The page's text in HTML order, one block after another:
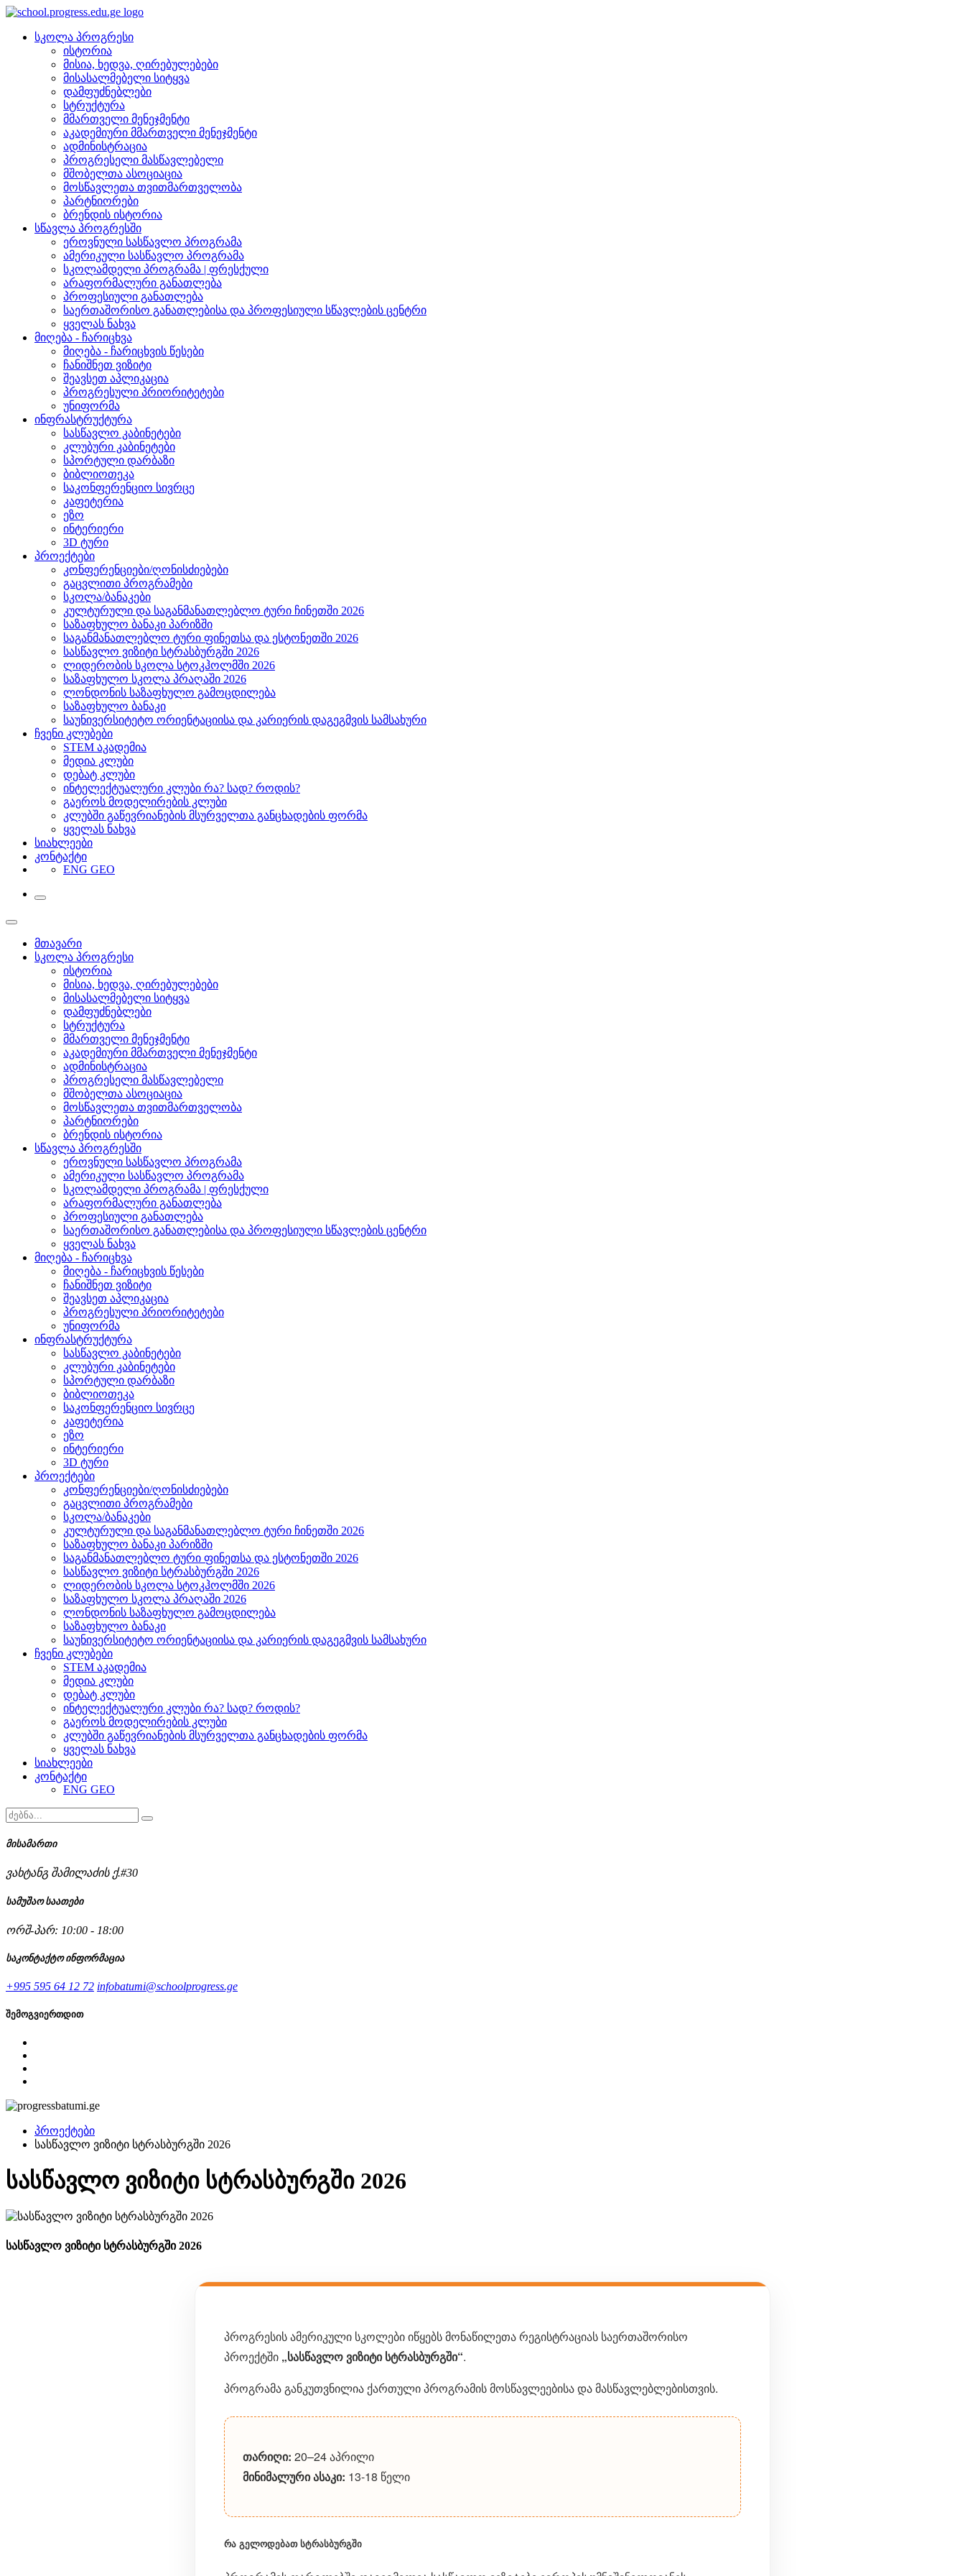
სკოლა პროგრესი
ისტორია
მისია, ხედვა, ღირებულებები
მისასალმებელი სიტყვა
დამფუძნებლები
სტრუქტურა
მმართველი მენეჯმენტი
აკადემიური მმართველი მენეჯმენტი
ადმინისტრაცია
პროგრესელი მასწავლებელი
მშობელთა ასოციაცია
მოსწავლეთა თვითმართველობა
პარტნიორები
ბრენდის ისტორია
სწავლა პროგრესში
ეროვნული სასწავლო პროგრამა
ამერიკული სასწავლო პროგრამა
სკოლამდელი პროგრამა | ფრესქული
არაფორმალური განათლება
პროფესიული განათლება
საერთაშორისო განათლებისა და პროფესიული სწავლების ცენტრი
ყველას ნახვა
მიღება - ჩარიცხვა
მიღება - ჩარიცხვის წესები
ჩანიშნეთ ვიზიტი
შეავსეთ აპლიკაცია
პროგრესული პრიორიტეტები
უნიფორმა
ინფრასტრუქტურა
სასწავლო კაბინეტები
კლუბური კაბინეტები
სპორტული დარბაზი
ბიბლიოთეკა
საკონფერენციო სივრცე
კაფეტერია
ეზო
ინტერიერი
3D ტური
პროექტები
კონფერენციები/ღონისძიებები
გაცვლითი პროგრამები
სკოლა/ბანაკები
კულტურული და საგანმანათლებლო ტური ჩინეთში 2026
საზაფხულო ბანაკი პარიზში
საგანმანათლებლო ტური ფინეთსა და ესტონეთში 2026
სასწავლო ვიზიტი სტრასბურგში 2026
ლიდერობის სკოლა სტოკჰოლმში 2026
საზაფხულო სკოლა პრაღაში 2026
ლონდონის საზაფხულო გამოცდილება
საზაფხულო ბანაკი
საუნივერსიტეტო ორიენტაციისა და კარიერის დაგეგმვის სამსახური
ჩვენი კლუბები
STEM აკადემია
მედია კლუბი
დებატ კლუბი
ინტელექტუალური კლუბი რა? სად? როდის?
გაეროს მოდელირების კლუბი
კლუბში გაწევრიანების მსურველთა განცხადების ფორმა
ყველას ნახვა
სიახლეები
კონტაქტი
ENG GEO
მთავარი
სკოლა პროგრესი
ისტორია
მისია, ხედვა, ღირებულებები
მისასალმებელი სიტყვა
დამფუძნებლები
სტრუქტურა
მმართველი მენეჯმენტი
აკადემიური მმართველი მენეჯმენტი
ადმინისტრაცია
პროგრესელი მასწავლებელი
მშობელთა ასოციაცია
მოსწავლეთა თვითმართველობა
პარტნიორები
ბრენდის ისტორია
სწავლა პროგრესში
ეროვნული სასწავლო პროგრამა
ამერიკული სასწავლო პროგრამა
სკოლამდელი პროგრამა | ფრესქული
არაფორმალური განათლება
პროფესიული განათლება
საერთაშორისო განათლებისა და პროფესიული სწავლების ცენტრი
ყველას ნახვა
მიღება - ჩარიცხვა
მიღება - ჩარიცხვის წესები
ჩანიშნეთ ვიზიტი
შეავსეთ აპლიკაცია
პროგრესული პრიორიტეტები
უნიფორმა
ინფრასტრუქტურა
სასწავლო კაბინეტები
კლუბური კაბინეტები
სპორტული დარბაზი
ბიბლიოთეკა
საკონფერენციო სივრცე
კაფეტერია
ეზო
ინტერიერი
3D ტური
პროექტები
კონფერენციები/ღონისძიებები
გაცვლითი პროგრამები
სკოლა/ბანაკები
კულტურული და საგანმანათლებლო ტური ჩინეთში 2026
საზაფხულო ბანაკი პარიზში
საგანმანათლებლო ტური ფინეთსა და ესტონეთში 2026
სასწავლო ვიზიტი სტრასბურგში 2026
ლიდერობის სკოლა სტოკჰოლმში 2026
საზაფხულო სკოლა პრაღაში 2026
ლონდონის საზაფხულო გამოცდილება
საზაფხულო ბანაკი
საუნივერსიტეტო ორიენტაციისა და კარიერის დაგეგმვის სამსახური
ჩვენი კლუბები
STEM აკადემია
მედია კლუბი
დებატ კლუბი
ინტელექტუალური კლუბი რა? სად? როდის?
გაეროს მოდელირების კლუბი
კლუბში გაწევრიანების მსურველთა განცხადების ფორმა
ყველას ნახვა
სიახლეები
კონტაქტი
ENG GEO
მისამართი
ვახტანგ შამილაძის ქ.#30
სამუშაო საათები
ორშ-პარ: 10:00 - 18:00
საკონტაქტო ინფორმაცია
+995 595 64 12 72 infobatumi@schoolprogress.ge
შემოგვიერთდით
პროექტები
სასწავლო ვიზიტი სტრასბურგში 2026
სასწავლო ვიზიტი სტრასბურგში 2026
სასწავლო ვიზიტი სტრასბურგში 2026
პროგრესის ამერიკული სკოლები იწყებს მონაწილეთა რეგისტრაციას საერთაშორისო
პროექტში „სასწავლო ვიზიტი სტრასბურგში“.
პროგრამა განკუთვნილია ქართული პროგრამის მოსწავლეებისა და მასწავლებლებისთვის.
თარიღი: 20–24 აპრილი
მინიმალური ასაკი: 13-18 წელი
რა გელოდებათ სტრასბურგში